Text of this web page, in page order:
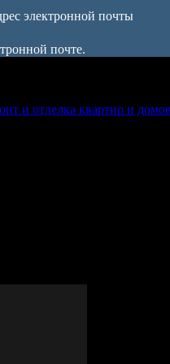
электронной почты
почте.
и отделка квартир и